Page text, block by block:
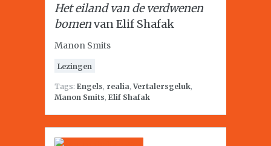
Het eiland van de verdwenen
bomenvan Elif Shafak
Manon Smits
Lezingen
Tags: Engels, realia,Vertalersgeluk,
Manon Smits, Elif Shafak